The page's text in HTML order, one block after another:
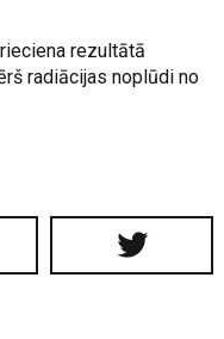
rezultātā
radiācijas noplūdi no